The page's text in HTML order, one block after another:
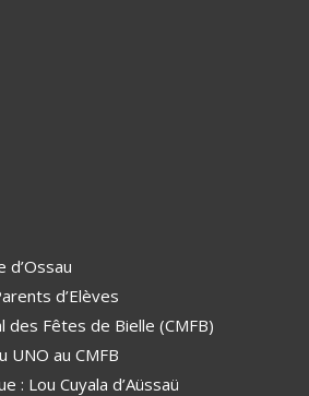
d’Elèves
des Fêtes de Bielle (CMFB)
UNO au CMFB
: Lou Cuyala d’Aüssaü